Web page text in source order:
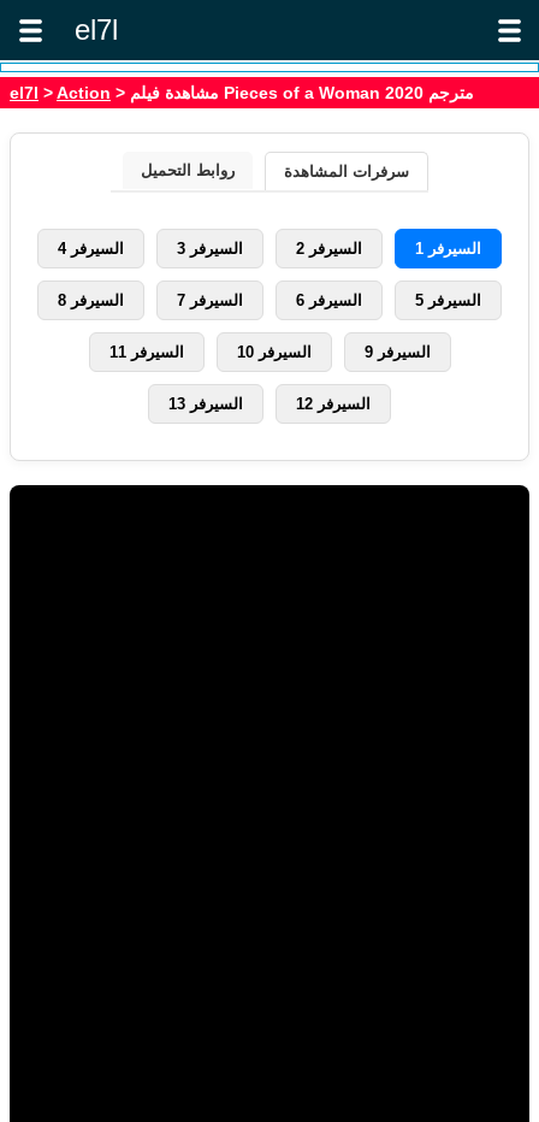
el7l
el7l >Action > مشاهدة فيلم Pieces of a Woman 2020 مترجم
سرفرات المشاهدة روابط التحميل
السيرفر 1 السيرفر 2 السيرفر 3 السيرفر 4
السيرفر 5 السيرفر 6 السيرفر 7 السيرفر 8
السيرفر 9 السيرفر 10 السيرفر 11
السيرفر 12 السيرفر 13